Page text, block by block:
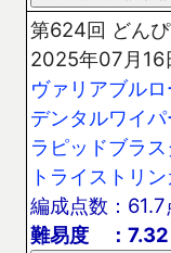
第624回 どん
2025年07月16
ヴァリアブル
デンタルワイパ
ラピッドブラス
トライストリ
編成点数：
難易度 ：7.32